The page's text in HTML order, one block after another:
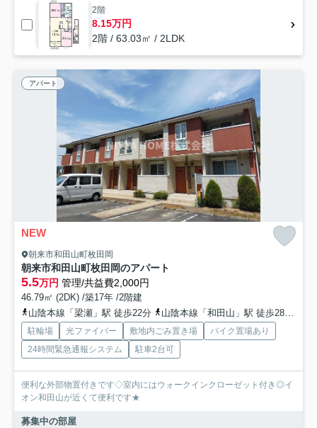
2階
8.15万円
2階 / 63.03㎡ / 2LDK
アパート
NEW
朝来市和田山町枚田岡
朝来市和田山町枚田岡のアパート
5.5万円 管理/共益費2,000円
46.79㎡ (2DK) /築17年 /2階建
山陰本線「梁瀬」駅 徒歩22分
山陰本線「和田山」駅 徒歩28分
駐輪場 光ファイバー 敷地内ごみ置き場
バイク置場あり
24時間緊急通報システム
駐車2台可
便利な外部物置付きです◇室内にはウォークインクローゼット付き◎イ
オン和田山が近くて便利です★
募集中の部屋